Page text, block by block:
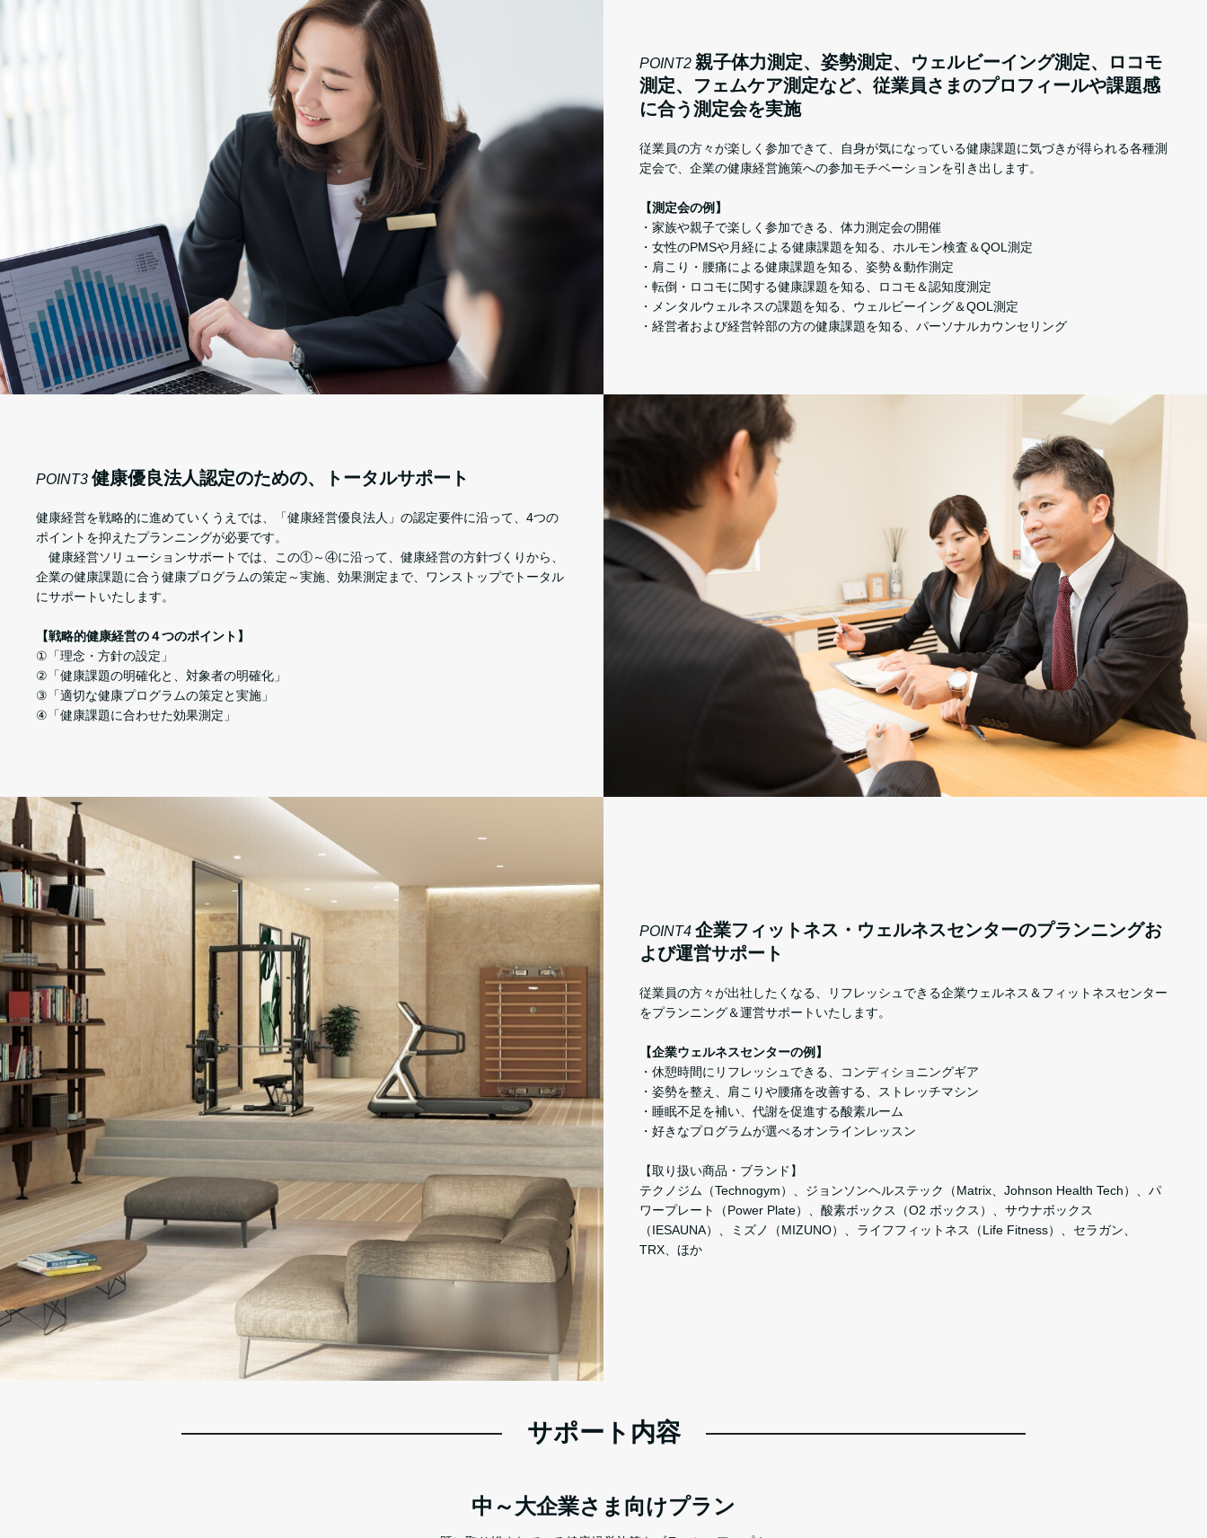
POINT2 親子体力測定、姿勢測定、ウェルビーイング測定、ロコモ
測定、フェムケア測定など、従業員さまのプロフィールや課題感
に合う測定会を実施
従業員の方々が楽しく参加できて、自身が気になっている健康課題に気づきが得られる各種測
定会で、企業の健康経営施策への参加モチベーションを引き出します。
【測定会の例】
・家族や親子で楽しく参加できる、体力測定会の開催
・女性のPMSや月経による健康課題を知る、ホルモン検査＆QOL測定
・肩こり・腰痛による健康課題を知る、姿勢＆動作測定
・転倒・ロコモに関する健康課題を知る、ロコモ＆認知度測定
・メンタルウェルネスの課題を知る、ウェルビーイング＆QOL測定
・経営者および経営幹部の方の健康課題を知る、パーソナルカウンセリング
POINT3 健康優良法人認定のための、トータルサポート
健康経営を戦略的に進めていくうえでは、「健康経営優良法人」の認定要件に沿って、4つの
ポイントを抑えたプランニングが必要です。
健康経営ソリューションサポートでは、この①～④に沿って、健康経営の方針づくりから、
企業の健康課題に合う健康プログラムの策定～実施、効果測定まで、ワンストップでトータル
にサポートいたします。
【戦略的健康経営の４つのポイント】
①「理念・方針の設定」
②「健康課題の明確化と、対象者の明確化」
③「適切な健康プログラムの策定と実施」
④「健康課題に合わせた効果測定」
POINT4 企業フィットネス・ウェルネスセンターのプランニングお
よび運営サポート
従業員の方々が出社したくなる、リフレッシュできる企業ウェルネス＆フィットネスセンター
をプランニング＆運営サポートいたします。
【企業ウェルネスセンターの例】
・休憩時間にリフレッシュできる、コンディショニングギア
・姿勢を整え、肩こりや腰痛を改善する、ストレッチマシン
・睡眠不足を補い、代謝を促進する酸素ルーム
・好きなプログラムが選べるオンラインレッスン
【取り扱い商品・ブランド】
テクノジム（Technogym）、ジョンソンヘルステック（Matrix、Johnson Health Tech）、パ
ワープレート（Power Plate）、酸素ボックス（O2 ボックス）、サウナボックス
（IESAUNA）、ミズノ（MIZUNO）、ライフフィットネス（Life Fitness）、セラガン、
TRX、ほか
サポート内容
中～大企業さま向けプラン